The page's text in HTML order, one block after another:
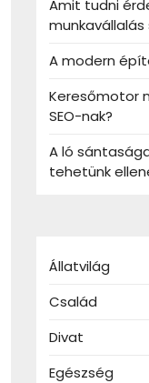
Amit tudni
A modern
Keresőmotor
SEO-nak?
A ló
tehetünk
Állatvilág
Család
Divat
Egészség